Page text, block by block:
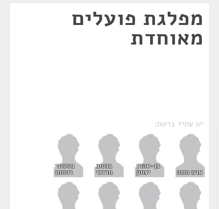
מפלגת פועלים
מאוחדת
יש עתיד ברשת:
ארם משה
בן-אהרן
יצחק
בנטוב
מרדכי
בסטוני
רוסתם